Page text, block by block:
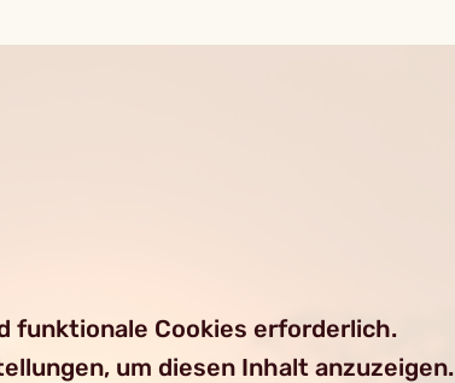
funktionale Cookies erforderlich.
um diesen Inhalt anzuzeigen.